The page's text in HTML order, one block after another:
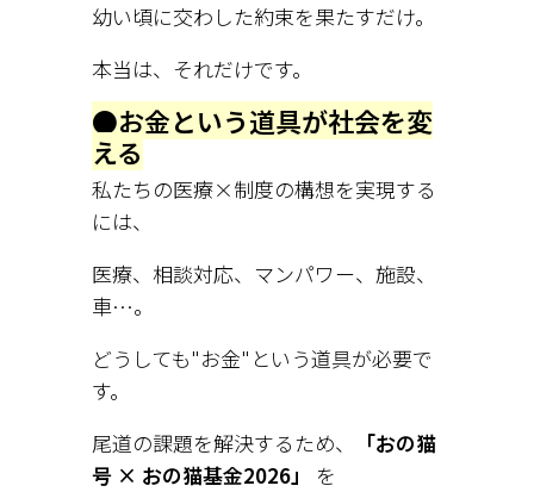
幼い頃に交わした約束を果たすだけ。
本当は、それだけです。
●お金という道具が社会を変
える
私たちの医療×制度の構想を実現する
には、
医療、相談対応、マンパワー、施設、
車…。
どうしても"お金"という道具が必要で
す。
尾道の課題を解決するため、
「おの猫
号 × おの猫基金2026」
を